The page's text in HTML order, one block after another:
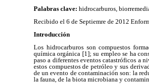
Palabras clave: hidrocarburos,
Recibido el 6 de Septiemre de 2012
Introducción
Los hidrocarburos son compuestos
química orgánica [1]; su empleo se ha
paso a diferentes eventos catastróficos a
estos compuestos de petróleo y sus
de un evento de contaminación son: la
la fauna, de la biota microbiana y